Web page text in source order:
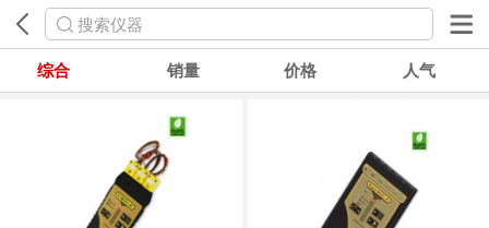
搜索仪器
综合 销量 价格 人气